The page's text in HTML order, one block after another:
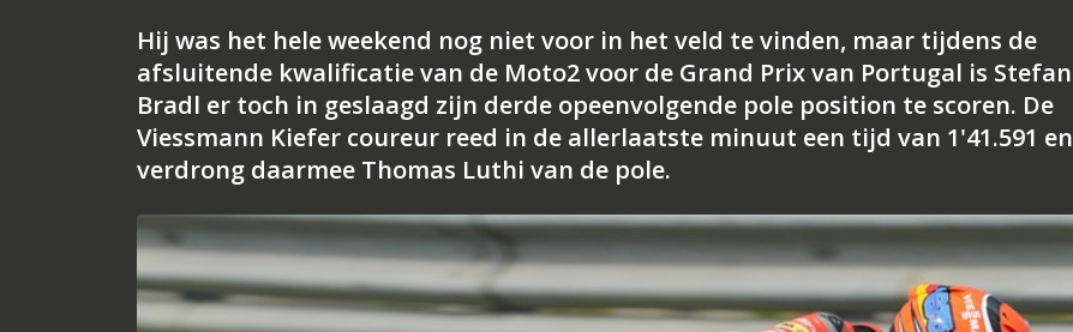
Hij was het hele weekend nog niet voor in het veld te vinden, maar tijdens de
afsluitende kwalificatie van de Moto2 voor de Grand Prix van Portugal is Stefan
Bradl er toch in geslaagd zijn derde opeenvolgende pole position te scoren. De
Viessmann Kiefer coureur reed in de allerlaatste minuut een tijd van 1'41.591 en
verdrong daarmee Thomas Luthi van de pole.